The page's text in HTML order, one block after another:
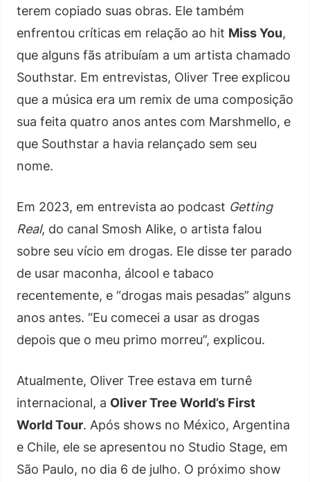
terem copiado suas obras. Ele também
enfrentou críticas em relação ao hit Miss You,
que alguns fãs atribuíam a um artista chamado
Southstar. Em entrevistas, Oliver Tree explicou
que a música era um remix de uma composição
sua feita quatro anos antes com Marshmello, e
que Southstar a havia relançado sem seu
nome.
Em 2023, em entrevista ao podcast Getting
Real, do canal Smosh Alike, o artista falou
sobre seu vício em drogas. Ele disse ter parado
de usar maconha, álcool e tabaco
recentemente, e “drogas mais pesadas” alguns
anos antes. “Eu comecei a usar as drogas
depois que o meu primo morreu”, explicou.
Atualmente, Oliver Tree estava em turnê
internacional, a Oliver Tree World’s First
World Tour. Após shows no México, Argentina
e Chile, ele se apresentou no Studio Stage, em
São Paulo, no dia 6 de julho. O próximo show